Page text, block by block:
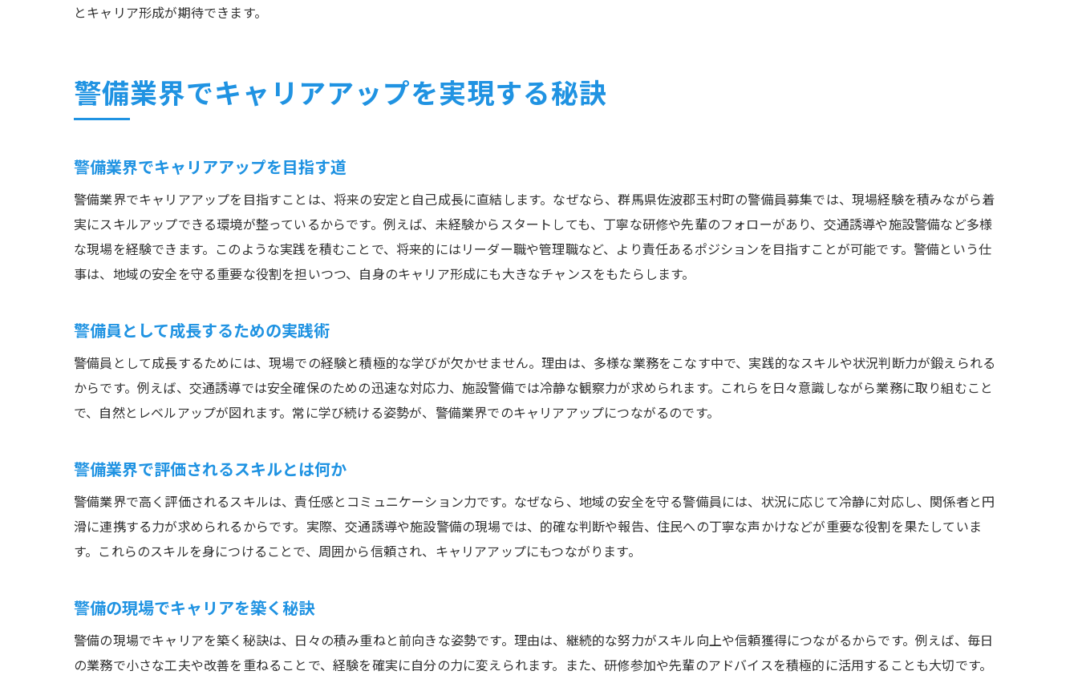
警備員が長く続けるためのポイント
警備の仕事で安定した働き方を実現
警備員が理想の働き方を見つける方法
警備業界で自分に合う働き方を探す術
警備業務に挑戦する方への具体的なアドバイス
警備業務に初挑戦する方へのアドバイス
警備員として成功するための具体策
警備員に必要な心構えと現場での工夫
警備業界で長く続けるためのアドバイス
とキャリア形成が期待できます。
警備業界でキャリアアップを実現する秘訣
警備業界でキャリアアップを目指す道
警備業界でキャリアアップを目指すことは、将来の安定と自己成長に直結します。なぜなら、群馬県佐波郡玉村町の警備員募集では、現場経験を積みながら着
実にスキルアップできる環境が整っているからです。例えば、未経験からスタートしても、丁寧な研修や先輩のフォローがあり、交通誘導や施設警備など多様
な現場を経験できます。このような実践を積むことで、将来的にはリーダー職や管理職など、より責任あるポジションを目指すことが可能です。警備という仕
事は、地域の安全を守る重要な役割を担いつつ、自身のキャリア形成にも大きなチャンスをもたらします。
警備員として成長するための実践術
警備員として成長するためには、現場での経験と積極的な学びが欠かせません。理由は、多様な業務をこなす中で、実践的なスキルや状況判断力が鍛えられる
からです。例えば、交通誘導では安全確保のための迅速な対応力、施設警備では冷静な観察力が求められます。これらを日々意識しながら業務に取り組むこと
で、自然とレベルアップが図れます。常に学び続ける姿勢が、警備業界でのキャリアアップにつながるのです。
警備業界で評価されるスキルとは何か
警備業界で高く評価されるスキルは、責任感とコミュニケーション力です。なぜなら、地域の安全を守る警備員には、状況に応じて冷静に対応し、関係者と円
滑に連携する力が求められるからです。実際、交通誘導や施設警備の現場では、的確な判断や報告、住民への丁寧な声かけなどが重要な役割を果たしていま
す。これらのスキルを身につけることで、周囲から信頼され、キャリアアップにもつながります。
警備の現場でキャリアを築く秘訣
警備の現場でキャリアを築く秘訣は、日々の積み重ねと前向きな姿勢です。理由は、継続的な努力がスキル向上や信頼獲得につながるからです。例えば、毎日
の業務で小さな工夫や改善を重ねることで、経験を確実に自分の力に変えられます。また、研修参加や先輩のアドバイスを積極的に活用することも大切です。